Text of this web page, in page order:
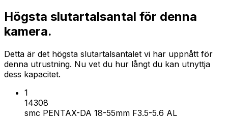
Högsta slutartalsantal för denna
kamera.
Detta är det högsta slutartalsantalet vi har uppnått för
denna utrustning. Nu vet du hur långt du kan utnyttja
dess kapacitet.
1
14308
smc PENTAX-DA 18-55mm F3.5-5.6 AL